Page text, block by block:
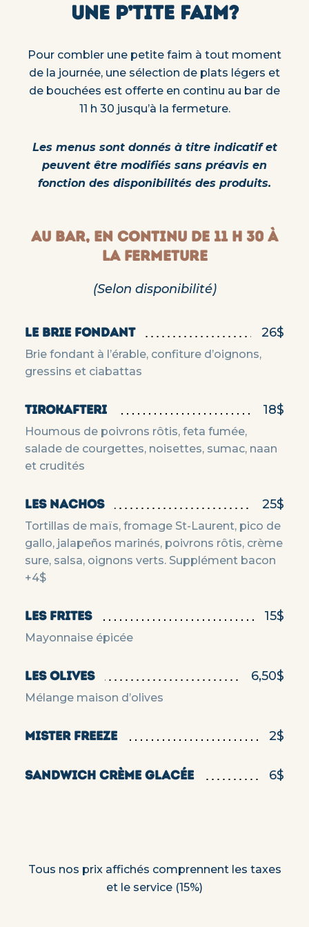
UNE P’TITE FAIM?
Pour combler une petite faim à tout moment
de la journée, une sélection de plats légers et
de bouchées est offerte en continu au bar de
11 h 30 jusqu’à la fermeture.
Les menus sont donnés à titre indicatif et
peuvent être modifiés sans préavis en
fonction des disponibilités des produits.
AU BAR, EN CONTINU DE 11 H 30 À
LA FERMETURE
(Selon disponibilité)
LE BRIE FONDANT 26$
Brie fondant à l’érable, confiture d’oignons,
gressins et ciabattas
TIROKAFTERI 18$
Houmous de poivrons rôtis, feta fumée,
salade de courgettes, noisettes, sumac, naan
et crudités
LES NACHOS 25$
Tortillas de maïs, fromage St-Laurent, pico de
gallo, jalapeños marinés, poivrons rôtis, crème
sure, salsa, oignons verts. Supplément bacon
+4$
LES FRITES 15$
Mayonnaise épicée
LES OLIVES 6,50$
Mélange maison d’olives
MISTER FREEZE 2$
SANDWICH CRÈME GLACÉE 6$
Tous nos prix affichés comprennent les taxes
et le service (15%)